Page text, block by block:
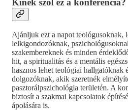
Kinek szól ez a konferencia?
Ajánljuk ezt a napot teológusoknak,
lelkigondozóknak,
szakembereknek és minden
hit, a spiritualitás és a mentális
hasznos lehet teológiai hallgatóknak
dolgozóknak, akik szeretnék
pasztorálpszichológia területén. A
biztosít a szakmai kapcsolatok
ápolására is.